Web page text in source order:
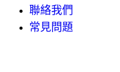
聯絡我們
常見問題